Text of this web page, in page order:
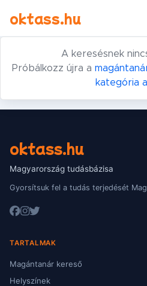
oktass.hu
A keresésnek
Próbálkozz újra a
kategória
oktass.hu
Magyarország tudásbázisa
Gyorsítsuk fel a tudás terjedését
TARTALMAK
Magántanár kereső
Helyszínek